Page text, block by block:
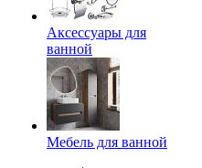
Аксессуары для
ванной
Мебель для ванной